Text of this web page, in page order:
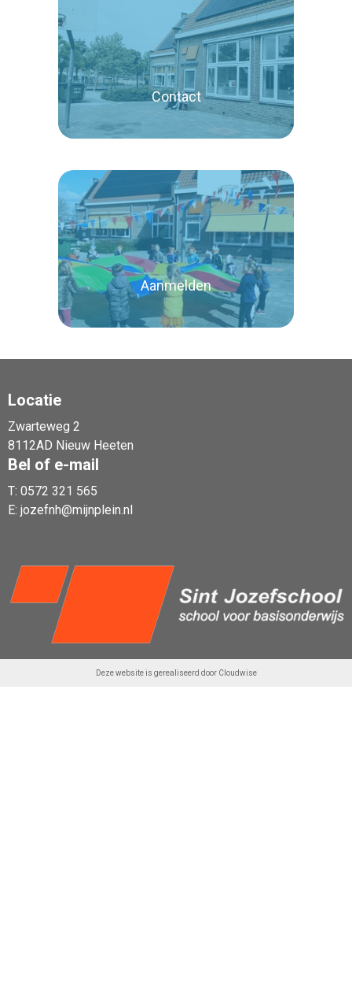
Lees verder
Contact
Lees verder
Aanmelden
Locatie
Zwarteweg 2
8112AD Nieuw Heeten
Bel of e-mail
T: 0572 321 565
E: jozefnh@mijnplein.nl
Deze website is gerealiseerd door Cloudwise